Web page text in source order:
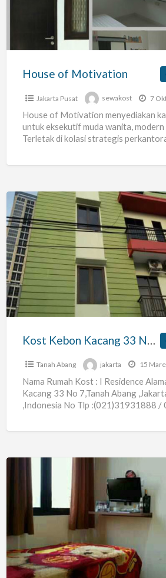
House of Motivation
Jakarta Pusat sewakost 7
House of Motivation menyediakan
untuk eksekutif muda wanita, modern
Terletak di kolasi strategis
Kost
Kebon
Kacang
33
No
7
,dekat
,grand
Kost Kebon Kacang 33 No 7 ,dekat Plaza Ind ,grand Ind
Tanah Abang jakarta 15
Nama Rumah Kost : I Residence
Kacang 33 No 7,Tanah Abang
,Indonesia No Tlp :(021)31931888
Kacang/
Thamrin-
plaza
Indonesia